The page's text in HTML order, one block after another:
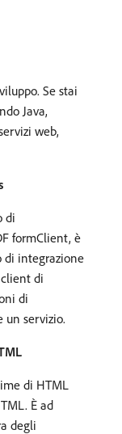
Se stai
Java,
web,
di
formClient, è
di integrazione
di
di
un servizio.
di HTML
È ad
degli